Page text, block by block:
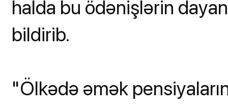
halda bu ödənişlərin
bildirib.
"Ölkədə əmək